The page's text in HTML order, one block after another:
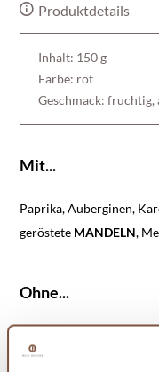
Produktdetails
Inhalt: 150 g
Farbe: rot
Geschmack: fruchtig,
Mit...
Paprika, Auberginen,
geröstete MANDELN,
Ohne...